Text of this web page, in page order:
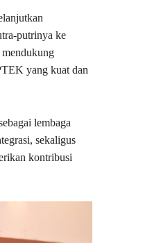
putrinya ke
yang kuat dan
lembaga
sekaligus
kontribusi